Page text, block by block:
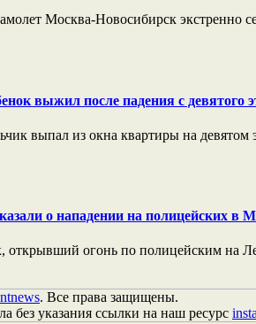
Москва-Новосибирск экстренно
выжил после падения с девятого
выпал из окна квартиры на девятом
о нападении на полицейских в
огонь по полицейским на
. Все права защищены.
без указания ссылки на наш ресурс